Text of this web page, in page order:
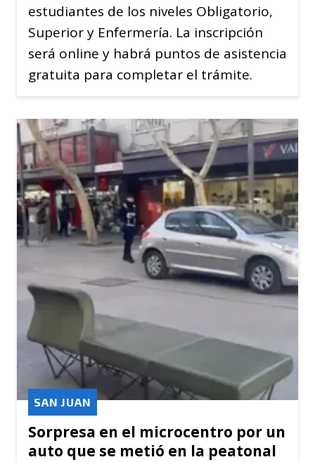
estudiantes de los niveles Obligatorio,
Superior y Enfermería. La inscripción
será online y habrá puntos de asistencia
gratuita para completar el trámite.
Sorpresa en el microcentro por un
auto que se metió en la peatonal
SAN JUAN